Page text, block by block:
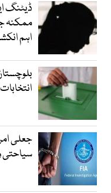
ڈیٹنگ
ممکنہ
اہم
جعلی
سیاحتی